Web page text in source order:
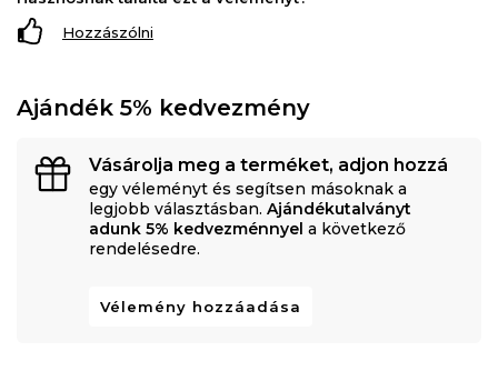
Hozzászólni
Ajándék 5% kedvezmény
Vásárolja meg a terméket, adjon hozzá
egy véleményt és segítsen másoknak a
legjobb választásban. Ajándékutalványt
adunk 5% kedvezménnyel a következő
rendelésedre.
Vélemény hozzáadása